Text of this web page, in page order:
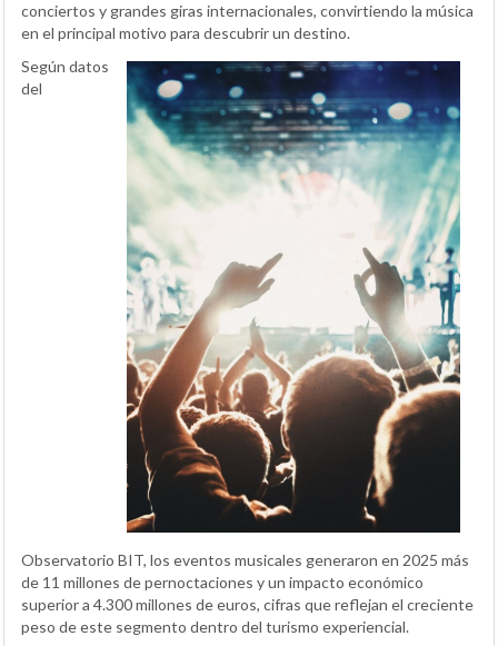
conciertos y grandes giras internacionales, convirtiendo la música
en el principal motivo para descubrir un destino.
Según datos
del
Observatorio BIT, los eventos musicales generaron en 2025 más
de 11 millones de pernoctaciones y un impacto económico
superior a 4.300 millones de euros, cifras que reflejan el creciente
peso de este segmento dentro del turismo experiencial.